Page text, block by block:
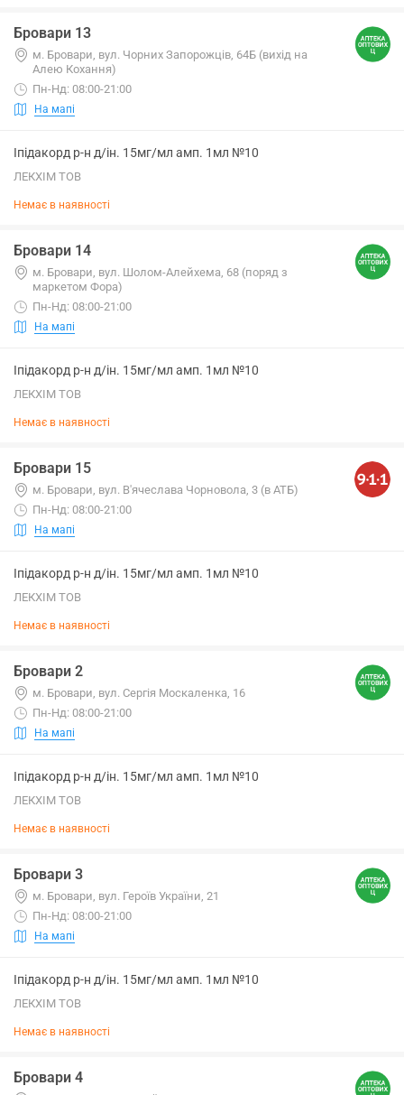
Бровари 13
м. Бровари, вул. Чорних Запорожців, 64Б (вихід на
Алею Кохання)
Пн-Нд: 08:00-21:00
На мапі
Іпідакорд р-н д/ін. 15мг/мл амп. 1мл №10
ЛЕКХІМ ТОВ
Немає в наявності
Бровари 14
м. Бровари, вул. Шолом-Алейхема, 68 (поряд з
маркетом Фора)
Пн-Нд: 08:00-21:00
На мапі
Іпідакорд р-н д/ін. 15мг/мл амп. 1мл №10
ЛЕКХІМ ТОВ
Немає в наявності
Бровари 15
м. Бровари, вул. В'ячеслава Чорновола, 3 (в АТБ)
Пн-Нд: 08:00-21:00
На мапі
Іпідакорд р-н д/ін. 15мг/мл амп. 1мл №10
ЛЕКХІМ ТОВ
Немає в наявності
Бровари 2
м. Бровари, вул. Сергія Москаленка, 16
Пн-Нд: 08:00-21:00
На мапі
Іпідакорд р-н д/ін. 15мг/мл амп. 1мл №10
ЛЕКХІМ ТОВ
Немає в наявності
Бровари 3
м. Бровари, вул. Героїв України, 21
Пн-Нд: 08:00-21:00
На мапі
Іпідакорд р-н д/ін. 15мг/мл амп. 1мл №10
ЛЕКХІМ ТОВ
Немає в наявності
Бровари 4